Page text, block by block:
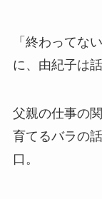
「終わってな
に、由紀子は
父親の仕事の
育てるバラの
口。